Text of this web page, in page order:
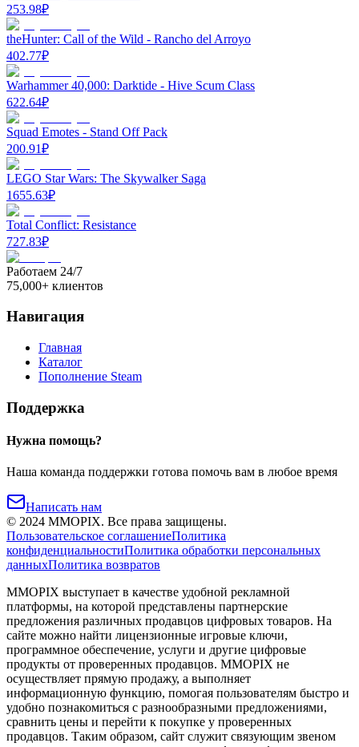
253.98₽
theHunter: Call of the Wild - Rancho del Arroyo
402.77₽
Warhammer 40,000: Darktide - Hive Scum Class
622.64₽
Squad Emotes - Stand Off Pack
200.91₽
LEGO Star Wars: The Skywalker Saga
1655.63₽
Total Conflict: Resistance
727.83₽
Работаем 24/7
75,000+ клиентов
Навигация
Главная
Каталог
Пополнение Steam
Поддержка
Нужна помощь?
Наша команда поддержки готова помочь вам в любое время
Написать нам
© 2024 MMOPIX. Все права защищены.
Пользовательское соглашениеПолитика
конфиденциальностиПолитика обработки персональных
данныхПолитика возвратов
MMOPIX выступает в качестве удобной рекламной
платформы, на которой представлены партнерские
предложения различных продавцов цифровых товаров. На
сайте можно найти лицензионные игровые ключи,
программное обеспечение, услуги и другие цифровые
продукты от проверенных продавцов. MMOPIX не
осуществляет прямую продажу, а выполняет
информационную функцию, помогая пользователям быстро и
удобно познакомиться с разнообразными предложениями,
сравнить цены и перейти к покупке у проверенных
продавцов. Таким образом, сайт служит связующим звеном